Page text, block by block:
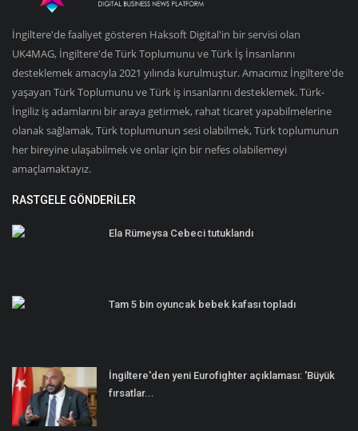
İngiltere'de faaliyet gösteren Haksoft Digital'in bir servisi olan
UK4MAG, İngiltere'de Türk Toplumunu ve Türk İş İnsanlarını
desteklemek amacıyla 2021 yılında kurulmuştur. Amacımız İngiltere'de
yaşayan Türk Toplumunu ve Türk iş insanlarını desteklemek. Türk-
İngiliz iş adamlarını bir araya getirmek, rahat ticaret yapabilmelerine
olanak sağlamak, Türk toplumunun sesi olabilmek, Türk toplumunun
her bireyine ulaşabilmek ve onlar için bir nefes olabilemeyi
amaçlamaktayız.
RASTGELE GÖNDERILER
Ela Rümeysa Cebeci tutuklandı
Tam 5 bin oyuncak bebek kafası topladı
İngiltere'den yeni Eurofighter açıklaması: 'Büyük
fırsatlar...